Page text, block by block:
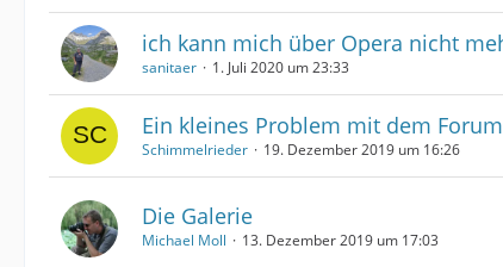
ich kann mich über Opera nicht
sanitaer 1. Juli 2020 um 23:33
Ein kleines Problem mit dem Forum
Schimmelrieder 19. Dezember 2019 um 16:26
Die Galerie
Michael Moll 13. Dezember 2019 um 17:03